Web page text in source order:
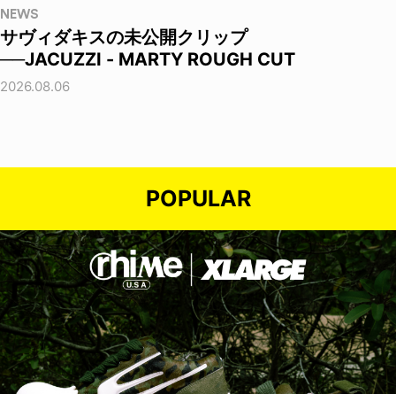
NEWS
サヴィダキスの未公開クリップ
──JACUZZI - MARTY ROUGH CUT
2026.08.06
POPULAR